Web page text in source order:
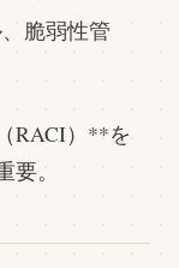
脆弱性管
RACI）**を
。